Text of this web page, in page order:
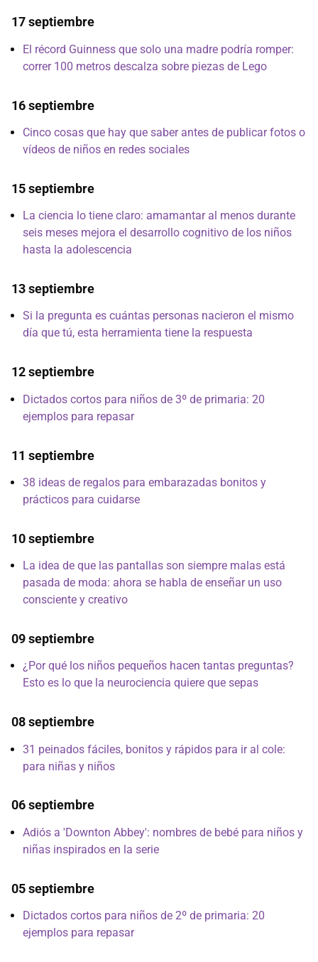
17 septiembre
El récord Guinness que solo una madre podría romper:
correr 100 metros descalza sobre piezas de Lego
16 septiembre
Cinco cosas que hay que saber antes de publicar fotos o
vídeos de niños en redes sociales
15 septiembre
La ciencia lo tiene claro: amamantar al menos durante
seis meses mejora el desarrollo cognitivo de los niños
hasta la adolescencia
13 septiembre
Si la pregunta es cuántas personas nacieron el mismo
día que tú, esta herramienta tiene la respuesta
12 septiembre
Dictados cortos para niños de 3º de primaria: 20
ejemplos para repasar
11 septiembre
38 ideas de regalos para embarazadas bonitos y
prácticos para cuidarse
10 septiembre
La idea de que las pantallas son siempre malas está
pasada de moda: ahora se habla de enseñar un uso
consciente y creativo
09 septiembre
¿Por qué los niños pequeños hacen tantas preguntas?
Esto es lo que la neurociencia quiere que sepas
08 septiembre
31 peinados fáciles, bonitos y rápidos para ir al cole:
para niñas y niños
06 septiembre
Adiós a 'Downton Abbey': nombres de bebé para niños y
niñas inspirados en la serie
05 septiembre
Dictados cortos para niños de 2º de primaria: 20
ejemplos para repasar